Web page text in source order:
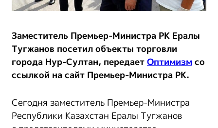
Заместитель Премьер-Министра РК Ералы
Тугжанов посетил объекты торговли
города Нур-Султан, передаетОптимизмсо
ссылкой на сайт Премьер-Министра РК.
Сегодня заместитель Премьер-Министра
Республики Казахстан Ералы Тугжанов